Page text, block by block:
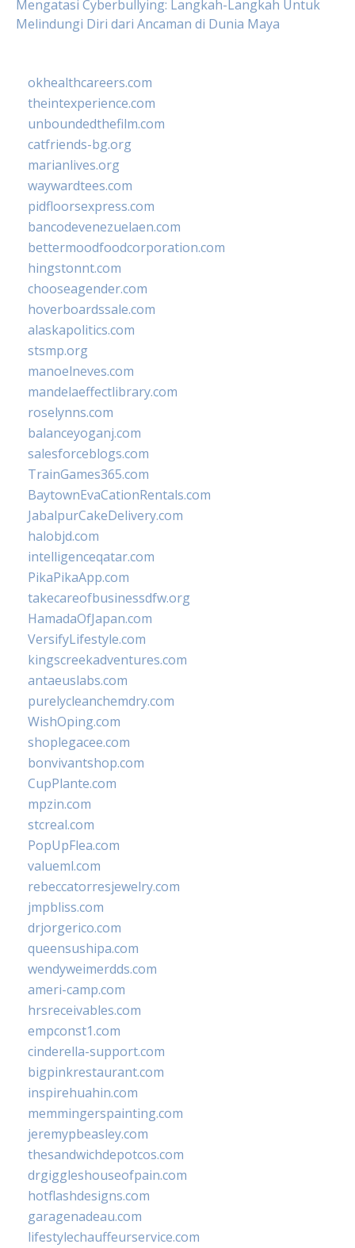
Mengatasi Cyberbullying: Langkah-Langkah Untuk
Melindungi Diri dari Ancaman di Dunia Maya
okhealthcareers.com
theintexperience.com
unboundedthefilm.com
catfriends-bg.org
marianlives.org
waywardtees.com
pidfloorsexpress.com
bancodevenezuelaen.com
bettermoodfoodcorporation.com
hingstonnt.com
chooseagender.com
hoverboardssale.com
alaskapolitics.com
stsmp.org
manoelneves.com
mandelaeffectlibrary.com
roselynns.com
balanceyoganj.com
salesforceblogs.com
TrainGames365.com
BaytownEvaCationRentals.com
JabalpurCakeDelivery.com
halobjd.com
intelligenceqatar.com
PikaPikaApp.com
takecareofbusinessdfw.org
HamadaOfJapan.com
VersifyLifestyle.com
kingscreekadventures.com
antaeuslabs.com
purelycleanchemdry.com
WishOping.com
shoplegacee.com
bonvivantshop.com
CupPlante.com
mpzin.com
stcreal.com
PopUpFlea.com
valueml.com
rebeccatorresjewelry.com
jmpbliss.com
drjorgerico.com
queensushipa.com
wendyweimerdds.com
ameri-camp.com
hrsreceivables.com
empconst1.com
cinderella-support.com
bigpinkrestaurant.com
inspirehuahin.com
memmingerspainting.com
jeremypbeasley.com
thesandwichdepotcos.com
drgiggleshouseofpain.com
hotflashdesigns.com
garagenadeau.com
lifestylechauffeurservice.com